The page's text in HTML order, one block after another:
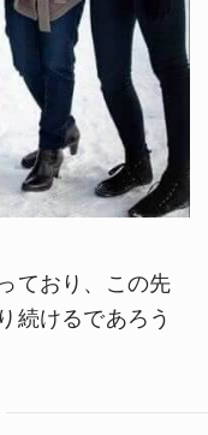
ており、この先
続けるであろう